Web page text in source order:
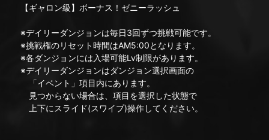
【ギャロン級】ボーナス！ゼニーラッシュ
※デイリーダンジョンは毎日3回ずつ挑戦可能です。
※挑戦権のリセット時間はAM5:00となります。
※各ダンジョンには入場可能Lv制限があります。
※デイリーダンジョンはダンジョン選択画面の
「イベント」項目内にあります。
見つからない場合は、項目を選択した状態で
上下にスライド(スワイプ)操作してください。